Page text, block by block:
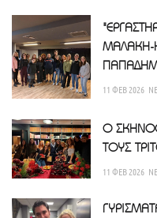
11 ΦΕΒ 2026
Ο
ΤΟΥΣ
11 ΦΕΒ 2026